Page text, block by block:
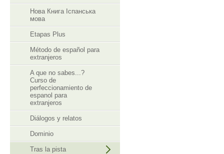
Нова Книга Іспанська
мова
Etapas Plus
Método de español para
extranjeros
A que no sabes...?
Curso de
perfeccionamiento de
espanol para
extranjeros
Diálogos y relatos
Dominio
Tras la pista